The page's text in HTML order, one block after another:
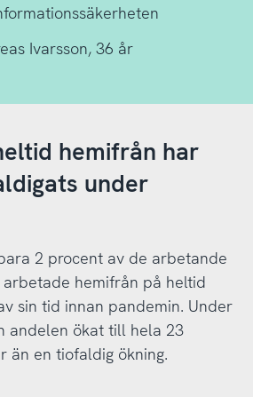
Ivarsson, 36 år
hemifrån har
under
2 procent av de arbetande
hemifrån på heltid
sin tid innan pandemin. Under
andelen ökat till hela 23
än en tiofaldig ökning.